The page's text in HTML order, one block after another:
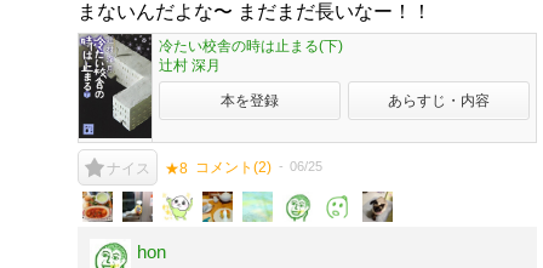
まないんだよな〜 まだまだ長いなー！！
冷たい校舎の時は止まる(下)
辻村 深月
本を登録 あらすじ・内容
ナイス ★8 コメント(2) 06/25
hon